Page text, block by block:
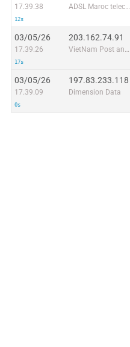
17.39.38
12s
ADSL Maroc telecom
03/05/26
17.39.26
17s
203.162.74.91
VietNam Post and Telecom Corporation
03/05/26
17.39.09
0s
197.83.233.118
Dimension Data